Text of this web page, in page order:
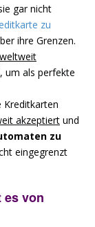
gar nicht
zu
ihre Grenzen.
weltweit
um als perfekte
Kreditkarten
akzeptiert und
zu
eingegrenzt
es von